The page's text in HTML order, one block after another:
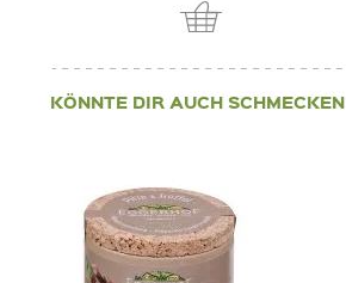
KÖNNTE DIR AUCH SCHMECKEN